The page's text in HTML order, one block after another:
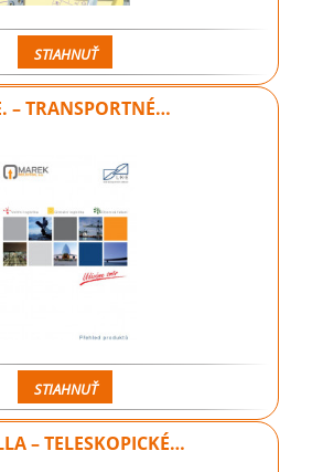
STIAHNUŤ
– TRANSPORTNÉ…
STIAHNUŤ
– TELESKOPICKÉ…